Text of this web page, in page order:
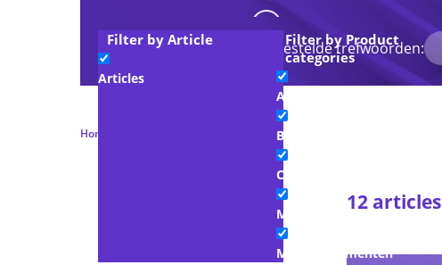
Filter by Article
Articles
Filter by Product
categories
Advocacy & Legal
Blogs
Company Interview
Member toolkit
Modeldocumenten
Voorgestelde trefwoorden:
Home
12 articles